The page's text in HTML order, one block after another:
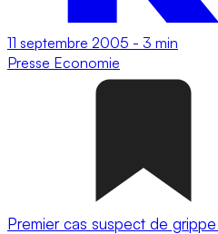
11 septembre 2005 - 3 min
Presse Economie
Premier cas suspect de